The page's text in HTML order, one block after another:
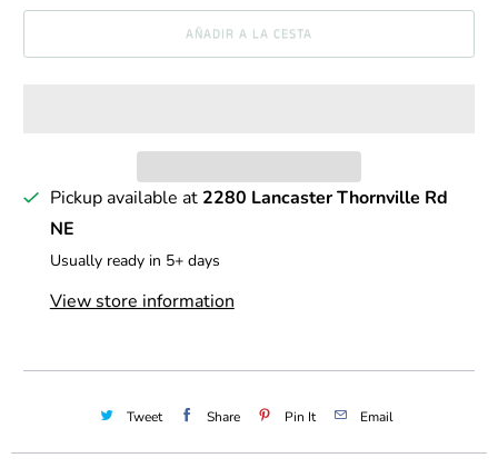
n
AÑADIR A LA CESTA
Pickup available at 2280 Lancaster Thornville Rd
NE
Usually ready in 5+ days
View store information
Tweet Share Pin It Email